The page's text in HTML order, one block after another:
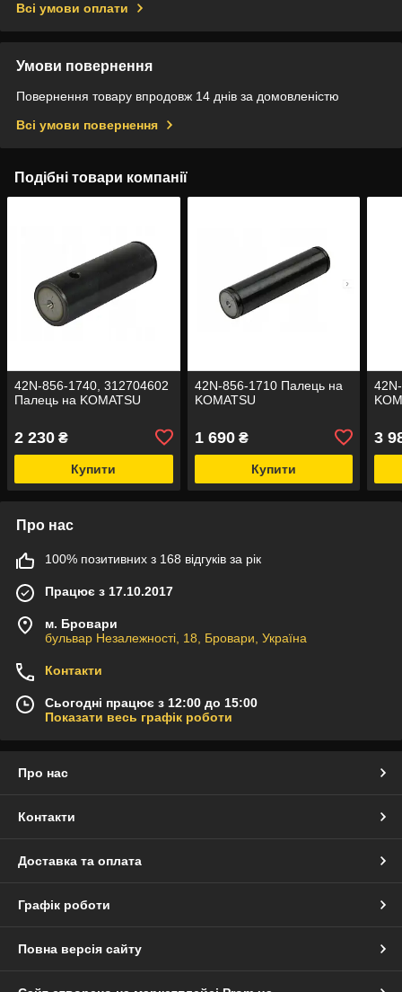
Всі умови оплати
Умови повернення
Повернення товару впродовж 14 днів за домовленістю
Всі умови повернення
Подібні товари компанії
42N-856-1740, 312704602
Палець на KOMATSU
2 230 ₴
Купити
42N-856-1710 Палець на
KOMATSU
1 690₴
Купити
3
Про нас
100% позитивних з 168 відгуків за рік
Працює з 17.10.2017
м. Бровари
бульвар Незалежності, 18, Бровари, Україна
Контакти
Сьогодні працює з 12:00 до 15:00
Показати весь графік роботи
Про нас
Контакти
Доставка та оплата
Графік роботи
Повна версія сайту